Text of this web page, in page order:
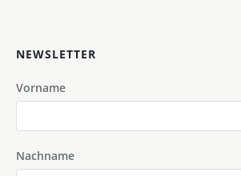
NEWSLETTER
Vorname
Nachname